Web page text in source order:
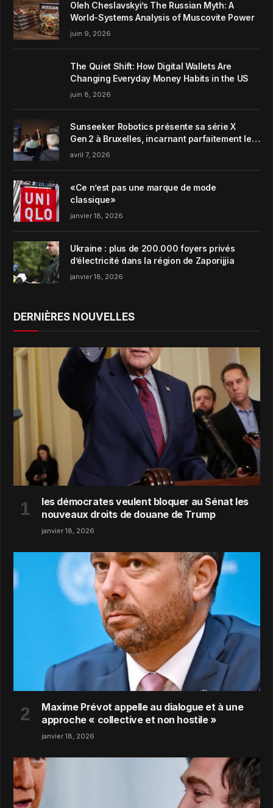
Oleh Cheslavskyi’s The Russian Myth: A
World-Systems Analysis of Muscovite Power
juin 9, 2026
The Quiet Shift: How Digital Wallets Are
Changing Everyday Money Habits in the US
juin 8, 2026
Sunseeker Robotics présente sa série X
Gen 2 à Bruxelles, incarnant parfaitement le
concept de Garden Harmony de la marque
avril 7, 2026
«Ce n’est pas une marque de mode
classique»
janvier 18, 2026
Ukraine : plus de 200.000 foyers privés
d’électricité dans la région de Zaporijjia
janvier 18, 2026
DERNIÈRES NOUVELLES
les démocrates veulent bloquer au Sénat les
nouveaux droits de douane de Trump
janvier 18, 2026
Maxime Prévot appelle au dialogue et à une
approche « collective et non hostile »
janvier 18, 2026